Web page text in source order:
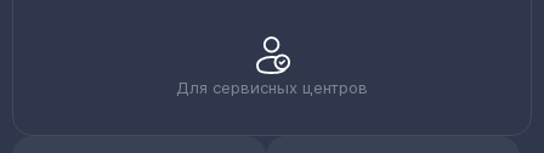
Для сервисных центров